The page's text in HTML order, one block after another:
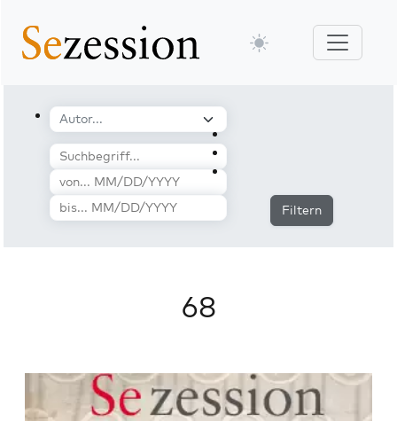
Filtern
68